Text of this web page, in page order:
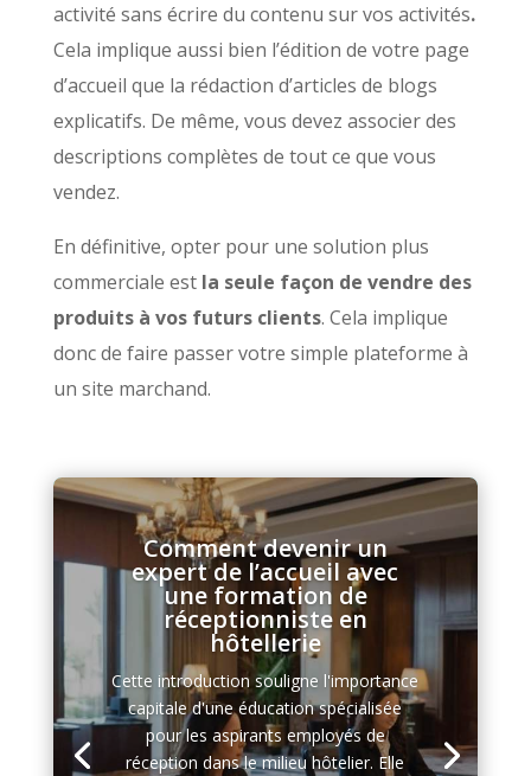
activité sans écrire du contenu sur vos activités.
Cela implique aussi bien l’édition de votre page
d’accueil que la rédaction d’articles de blogs
explicatifs. De même, vous devez associer des
descriptions complètes de tout ce que vous
vendez.
En définitive, opter pour une solution plus
commerciale estla seule façon de vendre des
produits à vos futurs clients. Cela implique
donc de faire passer votre simple plateforme à
un site marchand.
Comment devenir un
expert de l’accueil avec
une formation de
réceptionniste en
hôtellerie
Cette introduction souligne l'importance
capitale d'une éducation spécialisée
pour les aspirants employés de
réception dans le milieu hôtelier. Elle